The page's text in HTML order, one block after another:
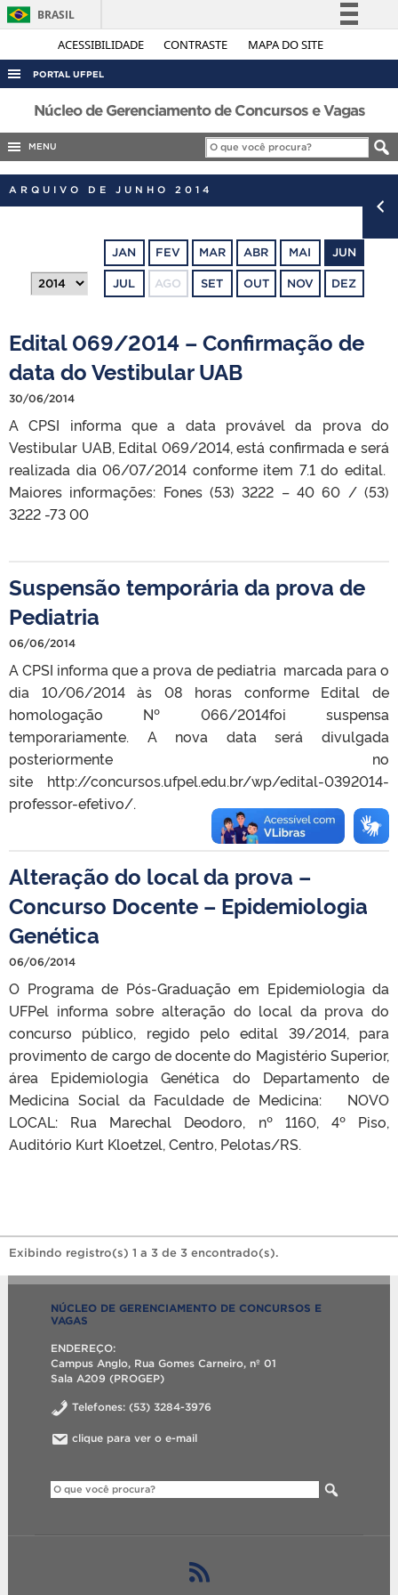
ACESSIBILIDADE CONTRASTE MAPA DO SITE
BRASIL
Simplifique!
Legislação
Canais
PORTAL UFPEL
ACESSO À INFORMAÇÃO
AUDITORIA
CONCURSOS
OUVIDORIA
TELEFONES
Núcleo de Gerenciamento de Concursos e Vagas
MENU
ARQUIVO DE JUNHO 2014
JAN FEV MAR ABR MAI JUN
JUL AGO SET OUT NOV DEZ
Edital 069/2014 – Confirmação de
data do Vestibular UAB
30/06/2014
A CPSI informa que a data provável da prova do
Vestibular UAB, Edital 069/2014, está confirmada e será
realizada dia 06/07/2014 conforme item 7.1 do edital.
Maiores informações: Fones (53) 3222 – 40 60 / (53)
3222 -73 00
Suspensão temporária da prova de
Pediatria
06/06/2014
A CPSI informa que a prova de pediatria marcada para o
dia 10/06/2014 às 08 horas conforme Edital de
homologação Nº 066/2014foi suspensa
temporariamente. A nova data será divulgada
posteriormente no
site http://concursos.ufpel.edu.br/wp/edital-0392014-
professor-efetivo/.
Alteração do local da prova –
Concurso Docente – Epidemiologia
Genética
06/06/2014
O Programa de Pós-Graduação em Epidemiologia da
UFPel informa sobre alteração do local da prova do
concurso público, regido pelo edital 39/2014, para
provimento de cargo de docente do Magistério Superior,
área Epidemiologia Genética do Departamento de
Medicina Social da Faculdade de Medicina: NOVO
LOCAL: Rua Marechal Deodoro, nº 1160, 4º Piso,
Auditório Kurt Kloetzel, Centro, Pelotas/RS.
Exibindo registro(s) 1 a 3 de 3 encontrado(s).
NÚCLEO DE GERENCIAMENTO DE CONCURSOS E
VAGAS
ENDEREÇO:
Campus Anglo, Rua Gomes Carneiro, nº 01
Sala A209 (PROGEP)
Telefones: (53) 3284-3976
clique para ver o e-mail